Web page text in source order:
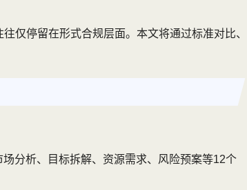
仅停留在形式合规层面。本文将通过标准对比、
分析、目标拆解、资源需求、风险预案等12个